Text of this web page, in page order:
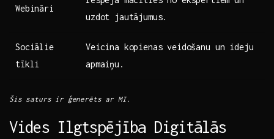
Webināri
uzdot jautājumus.
Sociālie
tīkli
Veicina ‌kopienas‍ veidošanu un ideju
apmaiņu.
Šis saturs ir ģenerēts ar MI.
Vides ‌Ilgtspējība Digitālās